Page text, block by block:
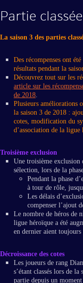
Partie classée
La saison 3 des parties
Des récompenses ont
résultats pendant la
Découvrez tout sur les
article sur les
de 2018
Plusieurs améliorations
la saison 3 de 2018 :
cotes, modification du
d’association de la
Troisième exclusion
Une troisième exclusion
sélection, lors de la
Pendant la phase
à tour de rôle,
Les délais
compenser l’ajout
Le nombre de héros de
ligue héroïque a été
en dernier aient toujours
Décroissance des cotes
Les joueurs de rang
s’étant classés lors de
partie depuis un